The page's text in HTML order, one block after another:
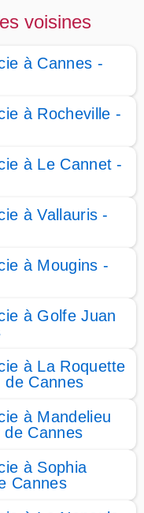
voisines
à Cannes -
à Rocheville -
à Le Cannet -
à Vallauris -
à Mougins -
à Golfe Juan
à La Roquette
Cannes
à Mandelieu
de Cannes
à Sophia
Cannes